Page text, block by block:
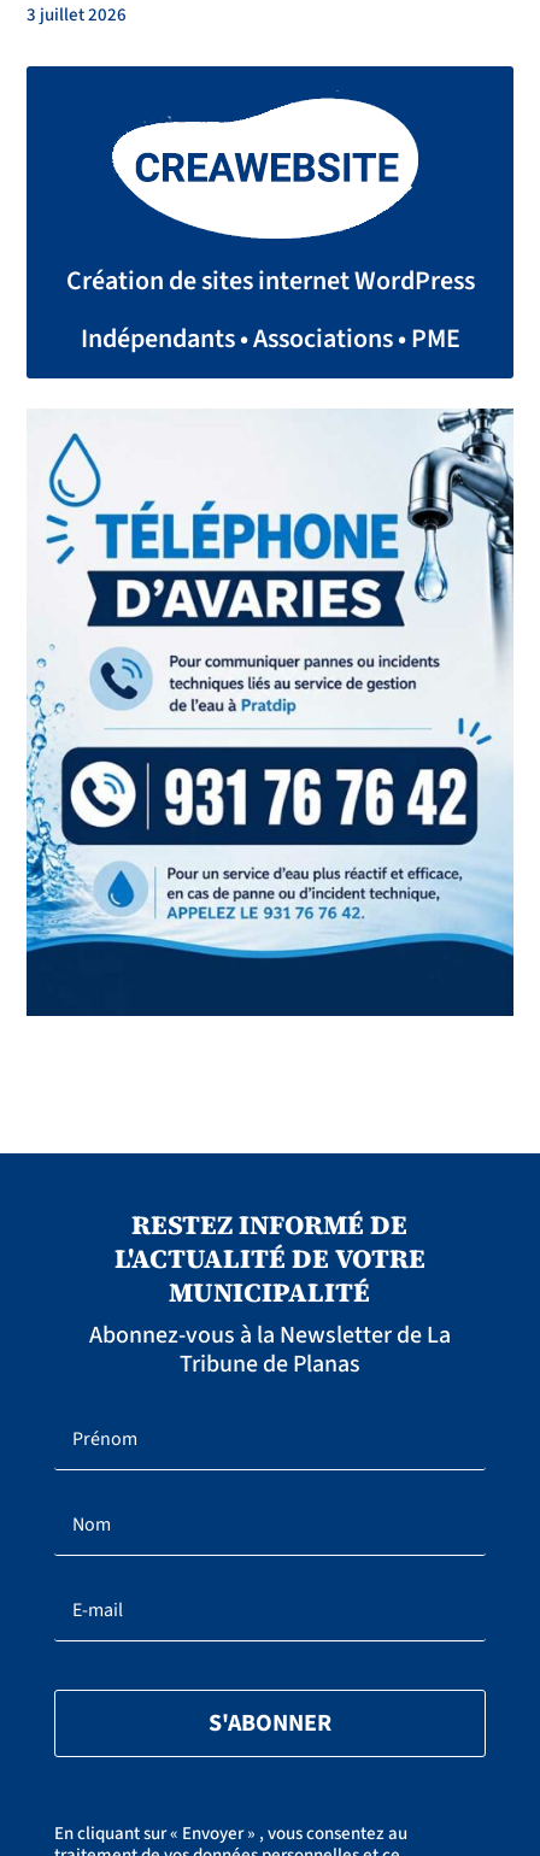
3 juillet 2026
Création de sites internet WordPress
Indépendants • Associations • PME
RESTEZ INFORMÉ DE
L'ACTUALITÉ DE VOTRE
MUNICIPALITÉ
Abonnez-vous à la Newsletter de La
Tribune de Planas
S'ABONNER
En cliquant sur « Envoyer » , vous consentez au